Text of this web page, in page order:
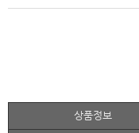
상품정보